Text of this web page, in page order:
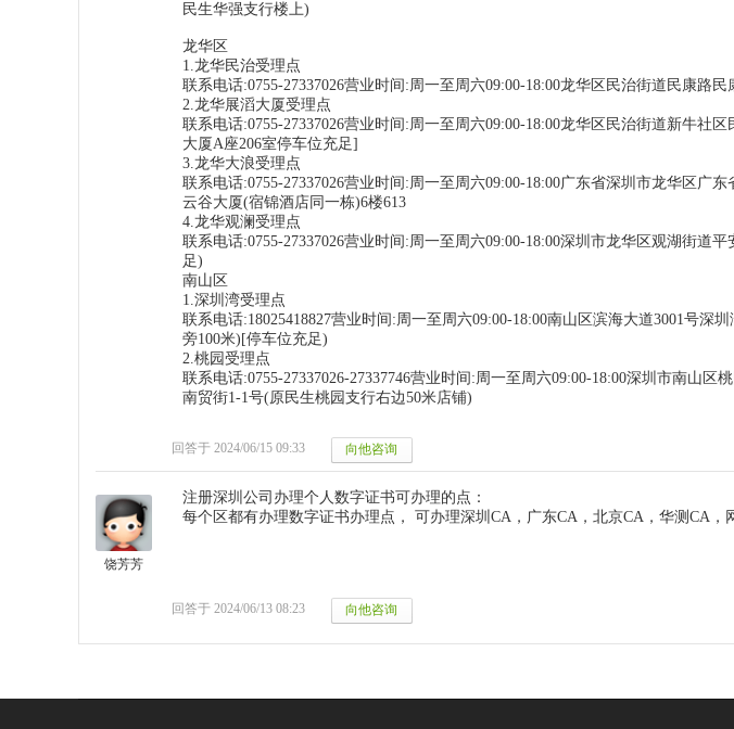
民生华强支行楼上)
龙华区
1.龙华民治受理点
联系电话:0755-27337026营业时间:周一至周六09:00-18:00龙华区民治街道民康路
2.龙华展滔大厦受理点
联系电话:0755-27337026营业时间:周一至周六09:00-18:00龙华区民治街道新牛社
大厦A座206室停车位充足]
3.龙华大浪受理点
联系电话:0755-27337026营业时间:周一至周六09:00-18:00广东省深圳市龙华区广
云谷大厦(宿锦酒店同一栋)6楼613
4.龙华观澜受理点
联系电话:0755-27337026营业时间:周一至周六09:00-18:00深圳市龙华区观湖街道
足)
南山区
1.深圳湾受理点
联系电话:18025418827营业时间:周一至周六09:00-18:00南山区滨海大道3001号深
旁100米)[停车位充足)
2.桃园受理点
联系电话:0755-27337026-27337746营业时间:周一至周六09:00-18:00深圳市南山区
南贸街1-1号(原民生桃园支行右边50米店铺)
回答于 2024/06/15 09:33
饶芳芳
注册深圳公司办理个人数字证书可办理的点：
每个区都有办理数字证书办理点， 可办理深圳CA，广东CA，北京CA，华测CA，
回答于 2024/06/13 08:23